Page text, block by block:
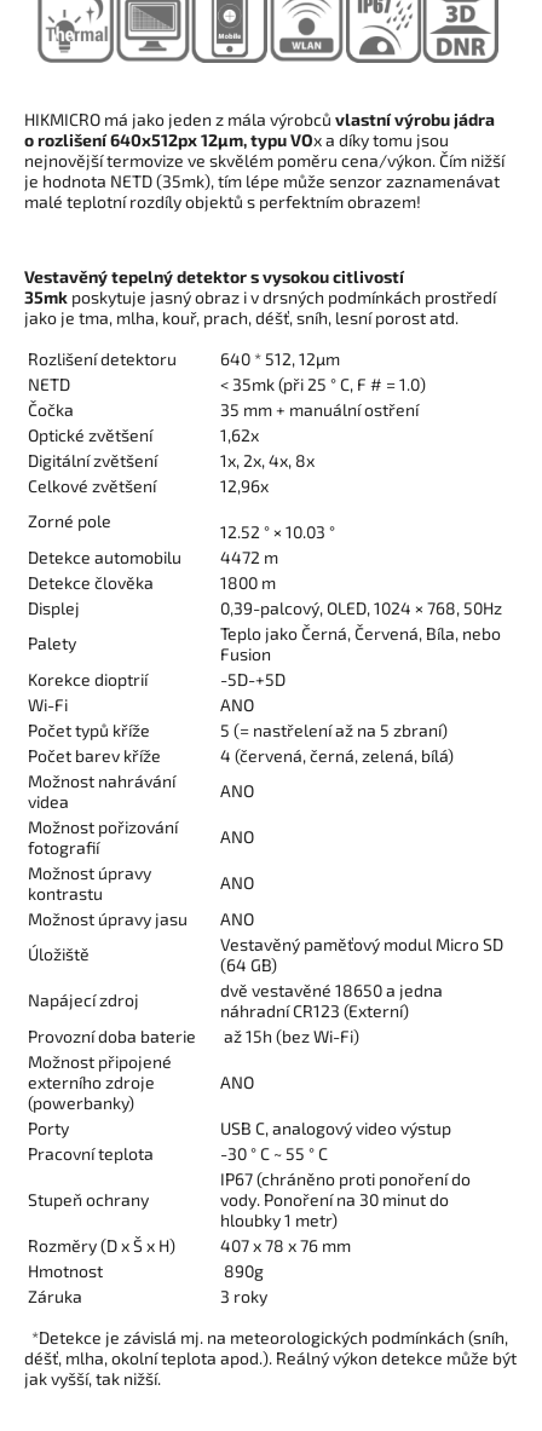
HIKMICRO má jako jeden z mála výrobců vlastní výrobu jádra
o rozlišení 640x512px 12µm, typu VOx a díky tomu jsou
nejnovější termovize ve skvělém poměru cena/výkon. Čím nižší
je hodnota NETD (35mk), tím lépe může senzor zaznamenávat
malé teplotní rozdíly objektů s perfektním obrazem!
Vestavěný tepelný detektor s vysokou citlivostí
35mk poskytuje jasný obraz i v drsných podmínkách prostředí
jako je tma, mlha, kouř, prach, déšť, sníh, lesní porost atd.
Rozlišení detektoru
640 * 512, 12µm
NETD
< 35mk (při 25 ° C, F # = 1.0)
Čočka
35 mm + manuální ostření
Optické zvětšení
1,62x
Digitální zvětšení
1x, 2x, 4x, 8x
Celkové zvětšení
12,96x
Zorné pole
12.52 ° × 10.03 °
Detekce automobilu
4472 m
Detekce člověka
1800 m
Displej
0,39-palcový, OLED, 1024 × 768, 50Hz
Palety
Teplo jako Černá, Červená, Bíla, nebo
Fusion
Korekce dioptrií
-5D-+5D
Wi-Fi
ANO
Počet typů kříže
5 (= nastřelení až na 5 zbraní)
Počet barev kříže
4 (červená, černá, zelená, bílá)
Možnost nahrávání
videa
ANO
Možnost pořizování
fotografií
ANO
Možnost úpravy
kontrastu
ANO
Možnost úpravy jasu
ANO
Úložiště
Vestavěný paměťový modul Micro SD
(64 GB)
Napájecí zdroj
dvě vestavěné 18650 a jedna
náhradní CR123 (Externí)
Provozní doba baterie
až 15h (bez Wi-Fi)
Možnost připojené
externího zdroje
(powerbanky)
ANO
Porty
USB C, analogový video výstup
Pracovní teplota
-30 ° C ~ 55 ° C
Stupeň ochrany
IP67 (chráněno proti ponoření do
vody. Ponoření na 30 minut do
hloubky 1 metr)
Rozměry (D x Š x H)
407 x 78 x 76 mm
Hmotnost
890g
Záruka
3 roky
*Detekce je závislá mj. na meteorologických podmínkách (sníh,
déšť, mlha, okolní teplota apod.). Reálný výkon detekce může být
jak vyšší, tak nižší.